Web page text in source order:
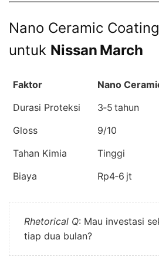
Nano Ceramic
untuk Nissan March
Faktor Nano
Durasi Proteksi
3‑5 tahun
Gloss
9/10
Tahan Kimia
Tinggi
Biaya
Rp4‑6 jt
Rhetorical Q: Mau investasi
tiap dua bulan?